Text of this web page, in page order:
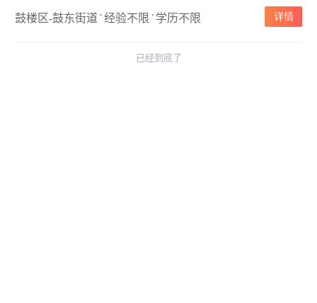
鼓楼区-鼓东街道 ·经验不限 · 学历不限 详情
已经到底了